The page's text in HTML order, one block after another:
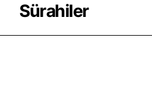
Sürahiler